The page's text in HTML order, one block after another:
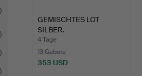
GEMISCHTES LOT
SILBER.
4 Tage
13 Gebote
353 USD